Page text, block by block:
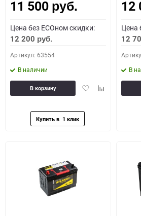
11 500 руб.
Цена без ECOном скидки:
12 200 руб.
Артикул: 63554
В наличии
ДобавитьДобавить
В корзину
12
Цена
12
В